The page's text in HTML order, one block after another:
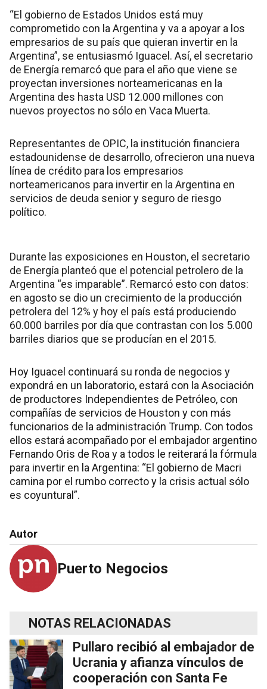
“El gobierno de Estados Unidos está muy
comprometido con la Argentina y va a apoyar a los
empresarios de su país que quieran invertir en la
Argentina”, se entusiasmó Iguacel. Así, el secretario
de Energía remarcó que para el año que viene se
proyectan inversiones norteamericanas en la
Argentina des hasta USD 12.000 millones con
nuevos proyectos no sólo en Vaca Muerta.
Representantes de OPIC, la institución financiera
estadounidense de desarrollo, ofrecieron una nueva
línea de crédito para los empresarios
norteamericanos para invertir en la Argentina en
servicios de deuda senior y seguro de riesgo
político.
Durante las exposiciones en Houston, el secretario
de Energía planteó que el potencial petrolero de la
Argentina “es imparable”. Remarcó esto con datos:
en agosto se dio un crecimiento de la producción
petrolera del 12% y hoy el país está produciendo
60.000 barriles por día que contrastan con los 5.000
barriles diarios que se producían en el 2015.
Hoy Iguacel continuará su ronda de negocios y
expondrá en un laboratorio, estará con la Asociación
de productores Independientes de Petróleo, con
compañías de servicios de Houston y con más
funcionarios de la administración Trump. Con todos
ellos estará acompañado por el embajador argentino
Fernando Oris de Roa y a todos le reiterará la fórmula
para invertir en la Argentina: “El gobierno de Macri
camina por el rumbo correcto y la crisis actual sólo
es coyuntural”.
Autor
Puerto Negocios
NOTAS RELACIONADAS
Pullaro recibió al embajador de
Ucrania y afianza vínculos de
cooperación con Santa Fe